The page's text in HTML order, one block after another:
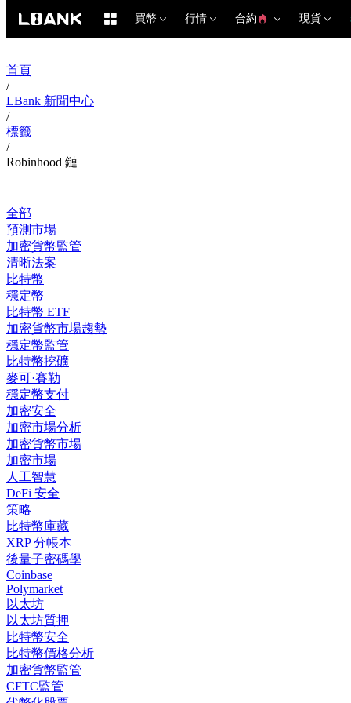
買幣 行情 合約 現貨
首頁
/
LBank 新聞中心
/
標籤
/
Robinhood 鏈
全部
預測市場
加密貨幣監管
清晰法案
比特幣
穩定幣
比特幣 ETF
加密貨幣市場趨勢
穩定幣監管
比特幣挖礦
麥可·賽勒
穩定幣支付
加密安全
加密市場分析
加密貨幣市場
加密市場
人工智慧
DeFi 安全
策略
比特幣庫藏
XRP 分帳本
後量子密碼學
Coinbase
Polymarket
以太坊
以太坊質押
比特幣安全
比特幣價格分析
加密貨幣監管
CFTC監管